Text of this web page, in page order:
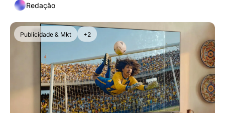
Redação
Publicidade & Mkt +2